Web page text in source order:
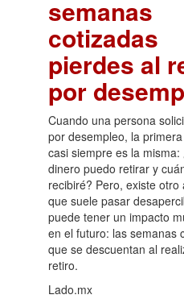
semanas
cotizadas
pierdes al
por
Cuando una persona
por desempleo, la
casi siempre es la misma:
dinero puedo retirar y
recibiré? Pero, existe otro
que suele pasar
puede tener un impacto
en el futuro: las semanas
que se descuentan al
retiro.
Lado.mx